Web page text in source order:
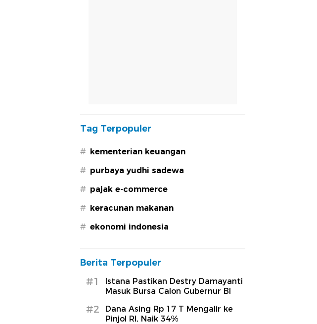
Tag Terpopuler
# kementerian keuangan
# purbaya yudhi sadewa
# pajak e-commerce
# keracunan makanan
# ekonomi indonesia
Berita Terpopuler
#1
Istana Pastikan Destry Damayanti
Masuk Bursa Calon Gubernur BI
#2
Dana Asing Rp 17 T Mengalir ke
Pinjol RI, Naik 34%